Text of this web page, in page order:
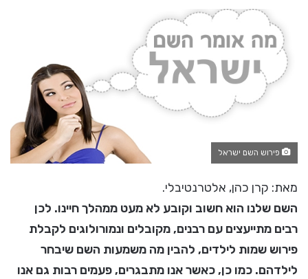
פירוש השם ישראל
מאת: קרן כהן, אלטרנטיבלי.
השם שלנו הוא חשוב וקובע לא מעט ממהלך חיינו. לכן
רבים מתייעצים עם רבנים, מקובלים ונמורולוגים לקבלת
פירוש שמות לילדים, להבין מה משמעות השם שיבחר
לילדהם. כמו כן, כאשר אנו מתבגרים, פעמים רבות גם אנו